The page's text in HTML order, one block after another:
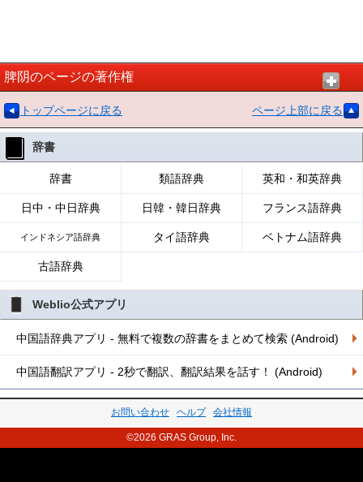
脾阴のページの著作権
トップページに戻る ページ上部に戻る
辞書
辞書 類語辞典 英和・和英辞典
日中・中日辞典 日韓・韓日辞典 フランス語辞典
インドネシア語辞典 タイ語辞典 ベトナム語辞典
古語辞典
Weblio公式アプリ
中国語辞典アプリ - 無料で複数の辞書をまとめて検索 (Android)
中国語翻訳アプリ - 2秒で翻訳、翻訳結果を話す！ (Android)
お問い合わせ ヘルプ 会社情報
©2026 GRAS Group, Inc.